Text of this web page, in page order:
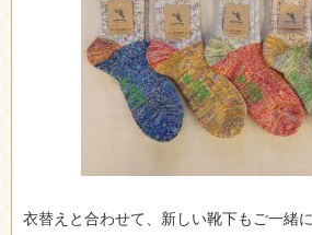
衣替えと合わせて、新しい靴下もご一緒